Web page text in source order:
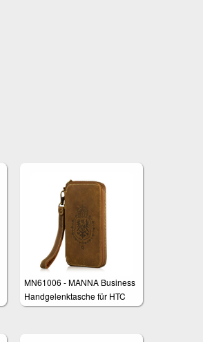
MN61006 - MANNA Business
Handgelenktasche für HTC
One M9